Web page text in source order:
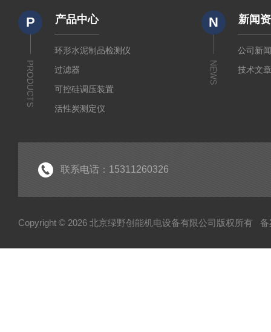
P
PRODUCTS
产品中心
环形水泥制品检测仪
过滤器
可控硅调压装置
活性炭测定仪
N
NEWS
新闻
公司新
技术文
联系电话：15311260326
Copyright © 2026 北京绿野创能机电设备有限公司版权所有 备